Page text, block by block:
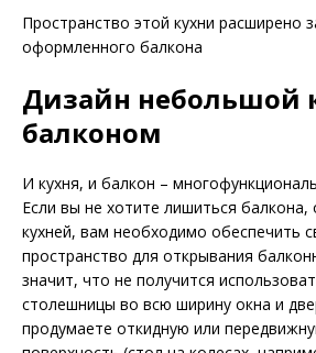
Пространство этой кухни расширено
оформленного балкона
Дизайн небольшой
балконом
И кухня, и балкон –
Если вы не хотите лишиться балкона,
кухней, вам необходимо обеспечить
пространство для открывания
значит, что не получится
столешницы во всю ширину окна и
продумаете откидную или